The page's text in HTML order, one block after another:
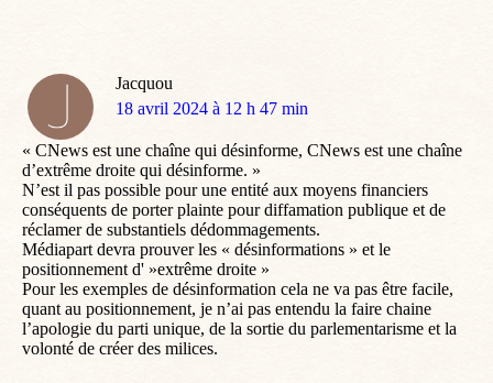
Jacquou
dit
18 avril 2024 à 12 h 47 min
« CNews est une chaîne qui désinforme, CNews est une chaîne
d’extrême droite qui désinforme. »
N’est il pas possible pour une entité aux moyens financiers
conséquents de porter plainte pour diffamation publique et de
réclamer de substantiels dédommagements.
Médiapart devra prouver les « désinformations » et le
positionnement d' »extrême droite »
Pour les exemples de désinformation cela ne va pas être facile,
quant au positionnement, je n’ai pas entendu la faire chaine
l’apologie du parti unique, de la sortie du parlementarisme et la
volonté de créer des milices.